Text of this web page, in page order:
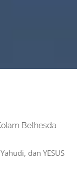
Bethesda
dan YESUS